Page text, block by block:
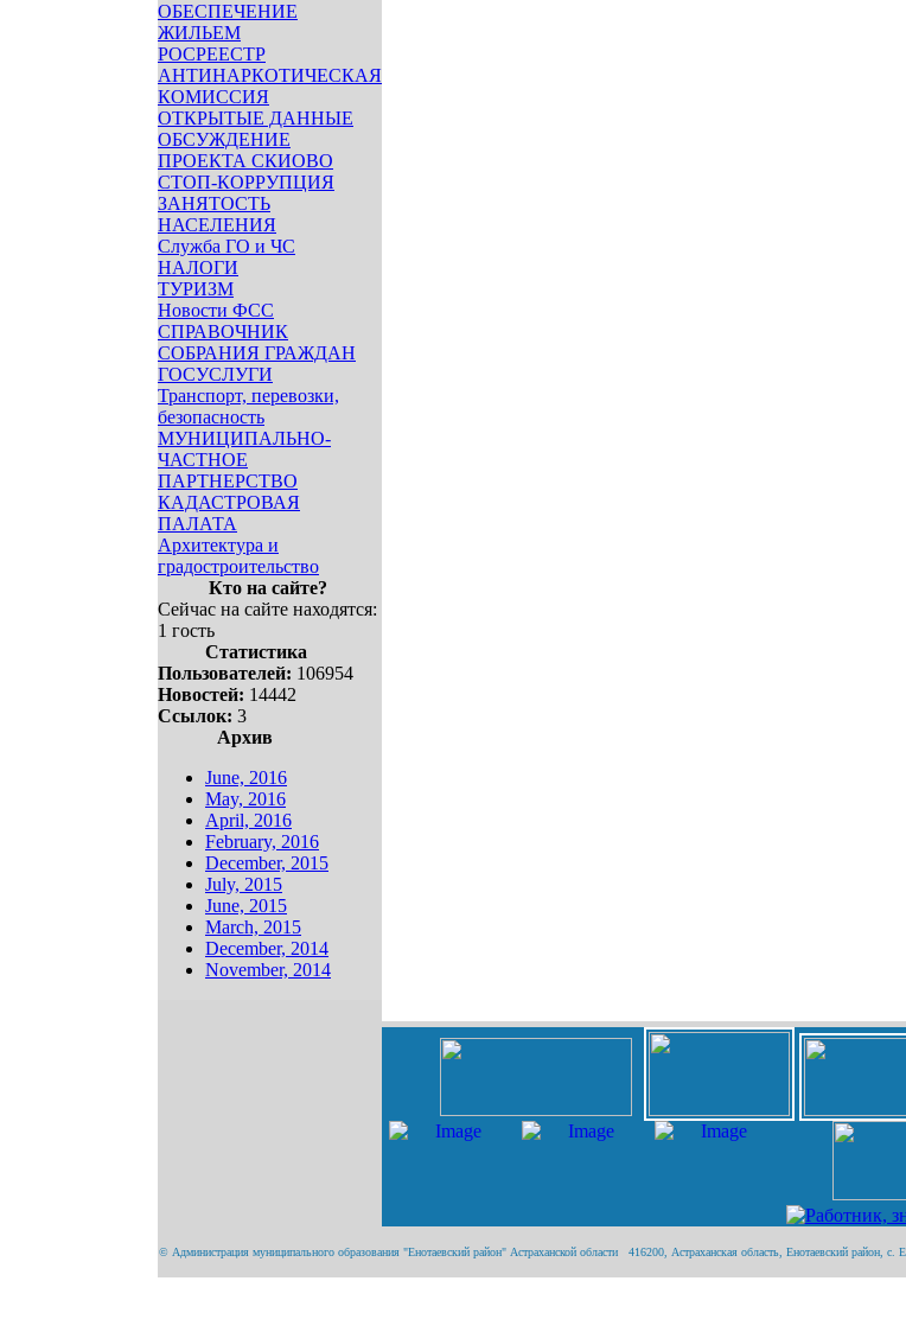
ОБЕСПЕЧЕНИЕ
ЖИЛЬЕМ
РОСРЕЕСТР
АНТИНАРКОТИЧЕСКАЯ
КОМИССИЯ
ОТКРЫТЫЕ ДАННЫЕ
ОБСУЖДЕНИЕ
ПРОЕКТА СКИОВО
СТОП-КОРРУПЦИЯ
ЗАНЯТОСТЬ
НАСЕЛЕНИЯ
Служба ГО и ЧС
НАЛОГИ
ТУРИЗМ
Новости ФСС
СПРАВОЧНИК
СОБРАНИЯ ГРАЖДАН
ГОСУСЛУГИ
Транспорт, перевозки,
безопасность
МУНИЦИПАЛЬНО-
ЧАСТНОЕ
ПАРТНЕРСТВО
КАДАСТРОВАЯ
ПАЛАТА
Архитектура и
градостроительство
Кто на сайте?
Сейчас на сайте находятся:
1 гость
Статистика
Пользователей: 106954
Новостей: 14442
Ссылок: 3
Архив
June, 2016
May, 2016
April, 2016
February, 2016
December, 2015
July, 2015
June, 2015
March, 2015
December, 2014
November, 2014
© Администрация муниципального образования "Енотаевский район" Астраханской области 416200, Астраханская область, Енотаевский